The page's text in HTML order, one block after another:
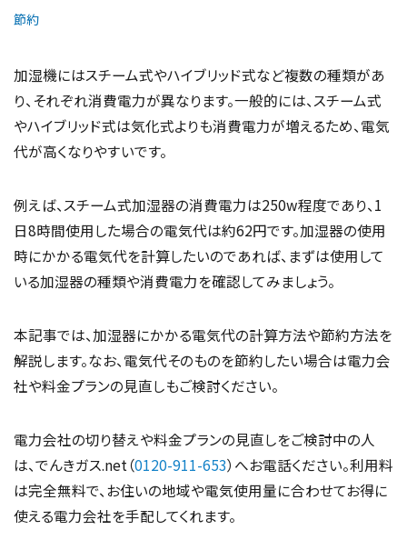
節約
加湿機にはスチーム式やハイブリッド式など複数の種類があ
り、それぞれ消費電力が異なります。一般的には、スチーム式
やハイブリッド式は気化式よりも消費電力が増えるため、電気
代が高くなりやすいです。
例えば、スチーム式加湿器の消費電力は250w程度であり、1
日8時間使用した場合の電気代は約62円です。加湿器の使用
時にかかる電気代を計算したいのであれば、まずは使用して
いる加湿器の種類や消費電力を確認してみましょう。
本記事では、加湿器にかかる電気代の計算方法や節約方法を
解説します。なお、電気代そのものを節約したい場合は電力会
社や料金プランの見直しもご検討ください。
電力会社の切り替えや料金プランの見直しをご検討中の人
は、でんきガス.net（0120-911-653）へお電話ください。利用料
は完全無料で、お住いの地域や電気使用量に合わせてお得に
使える電力会社を手配してくれます。